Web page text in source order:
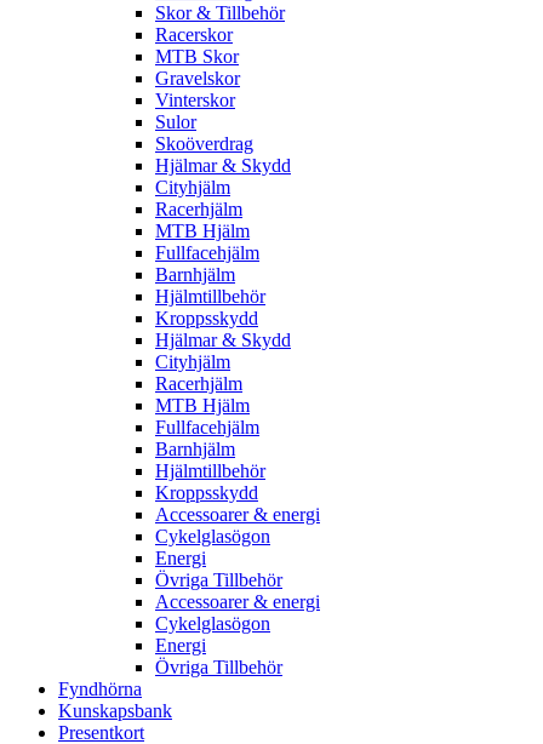
Skor & Tillbehör
Racerskor
MTB Skor
Gravelskor
Vinterskor
Sulor
Skoöverdrag
Hjälmar & Skydd
Cityhjälm
Racerhjälm
MTB Hjälm
Fullfacehjälm
Barnhjälm
Hjälmtillbehör
Kroppsskydd
Hjälmar & Skydd
Cityhjälm
Racerhjälm
MTB Hjälm
Fullfacehjälm
Barnhjälm
Hjälmtillbehör
Kroppsskydd
Accessoarer & energi
Cykelglasögon
Energi
Övriga Tillbehör
Accessoarer & energi
Cykelglasögon
Energi
Övriga Tillbehör
Fyndhörna
Kunskapsbank
Presentkort